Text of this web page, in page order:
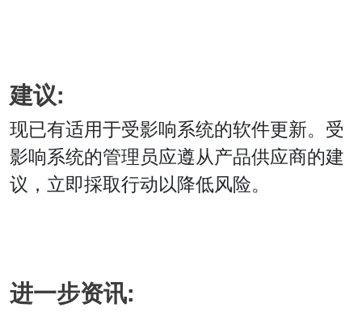
建议:
现已有适用于受影响系统的软件更新。受
影响系统的管理员应遵从产品供应商的建
议，立即採取行动以降低风险。
进一步资讯: